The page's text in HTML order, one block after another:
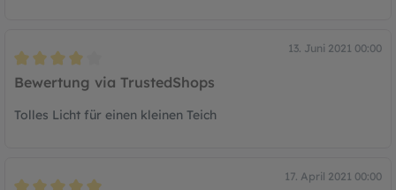
13. Juni 2021 00:00
Bewertung mit 4 von 5 Sternen
Bewertung via TrustedShops
Tolles Licht für einen kleinen Teich
17. April 2021 00:00